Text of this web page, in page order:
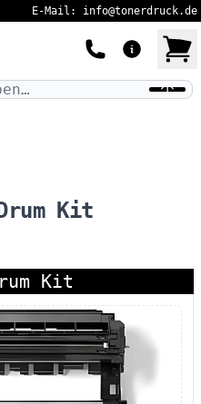
E-Mail: info@tonerdruck.de
eingeben…
Kit
Kit